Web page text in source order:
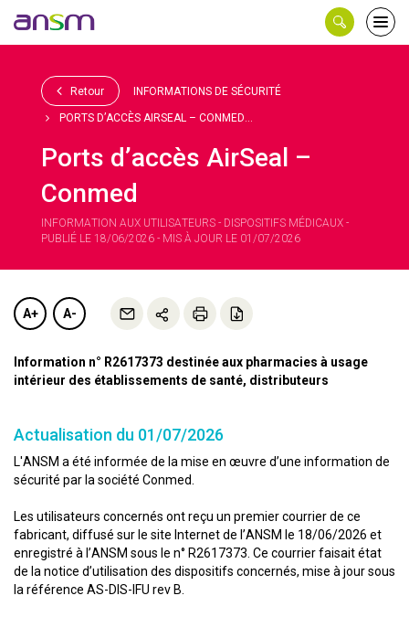
le
Retour INFORMATIONS DE SÉCURITÉ
PORTS D’ACCÈS AIRSEAL – CONMED...
Ports d’accès AirSeal –
Conmed
INFORMATION AUX UTILISATEURS - DISPOSITIFS MÉDICAUX -
PUBLIÉ LE 18/06/2026 - MIS À JOUR LE 01/07/2026
A+ A-
Information n° R2617373 destinée aux pharmacies à usage
intérieur des établissements de santé, distributeurs
Actualisation du 01/07/2026
L'ANSM a été informée de la mise en œuvre d’une information de
sécurité par la société Conmed.
Les utilisateurs concernés ont reçu un premier courrier de ce
fabricant, diffusé sur le site Internet de l’ANSM le 18/06/2026 et
enregistré à l’ANSM sous le n° R2617373. Ce courrier faisait état
de la notice d’utilisation des dispositifs concernés, mise à jour sous
la référence AS-DIS-IFU rev B.